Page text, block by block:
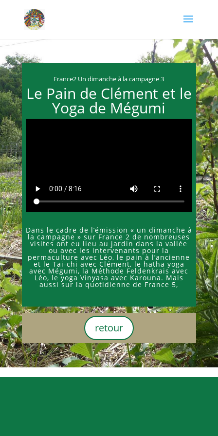
France2 Un dimanche à la campagne 3
Le Pain de Clément et le
Yoga de Mégumi
Dans le cadre de l’émission « un dimanche à
la campagne » sur France 2 de nombreuses
visites ont eu lieu au jardin dans la vallée
ou avec les intervenants pour la
permaculture avec Léo, le pain à l’ancienne
et le Tai-chi avec Clément, le hatha yoga
avec Mégumi, la Méthode Feldenkrais avec
Léo, le yoga Vinyasa avec Karouna. Mais
aussi sur la quotidienne de France 5,
retour